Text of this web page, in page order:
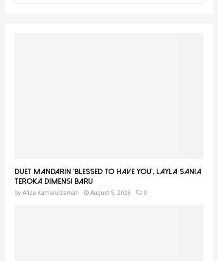
Duet Mandarin ‘Blessed To Have You’, Layla Sania
Teroka Dimensi Baru
by Afiza Kamarulzaman August 5, 2026 0